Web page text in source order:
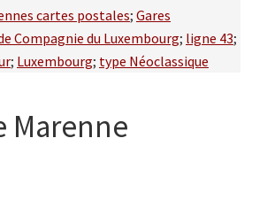
cartes postales; Gares
Compagnie du Luxembourg; ligne 43;
; Luxembourg; type Néoclassique
Marenne